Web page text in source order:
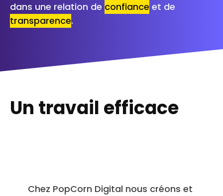
dans une relation de confiance et de
transparence.
Un travail efficace
Chez PopCorn Digital nous créons et